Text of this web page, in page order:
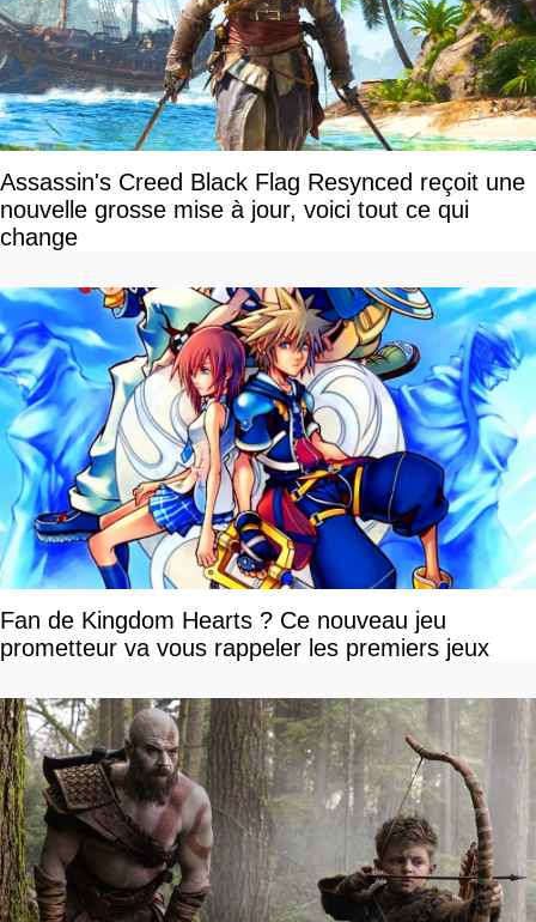
Assassin's Creed Black Flag Resynced reçoit une
nouvelle grosse mise à jour, voici tout ce qui
change
Fan de Kingdom Hearts ? Ce nouveau jeu
prometteur va vous rappeler les premiers jeux